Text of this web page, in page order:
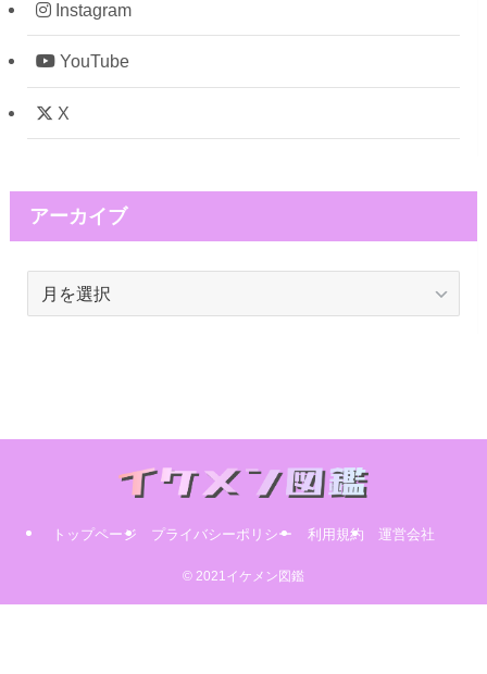
Instagram
YouTube
X
アーカイブ
トップページ プライバシーポリシー 利用規約 運営会社
© 2021イケメン図鑑